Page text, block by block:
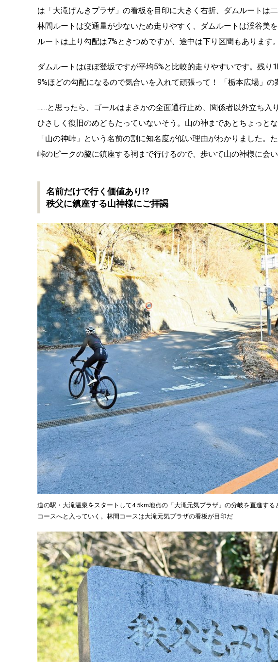
は「大滝げんきプラザ」の看板を目印に大きく右折、ダムルートは
林間ルートは交通量が少ないため走りやすく、ダムルートは渓谷美
ルートは上り勾配は7%ときつめですが、途中は下り区間もあります。
ダムルートはほぼ登坂ですが平均5%と比較的走りやすいです。残り
9%ほどの勾配になるので気合いを入れて頑張って！ 「栃本広場」
……と思ったら、ゴールはまさかの全面通行止め、関係者以外立ち入
ひさしく復旧のめどもたっていないそう。山の神まであとちょっと
「山の神峠」という名前の割に知名度が低い理由がわかりました。
峠のピークの脇に鎮座する祠まで行けるので、歩いて山の神様に会
名前だけで行く価値あり!?
秩父に鎮座する山神様にご拝謁
道の駅・大滝温泉をスタートして4.5km地点の「大滝元気プラザ」の分岐を直進す
コースへと入っていく。林間コースは大滝元気プラザの看板が目印だ